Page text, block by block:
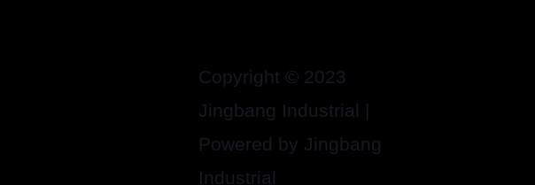
Copyright © 2023
Jingbang Industrial |
Powered by Jingbang
Industrial